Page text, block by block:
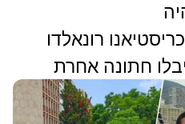
רונאלדו
חתונה אחרת